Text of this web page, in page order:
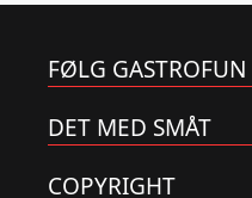
FØLG GASTROFUN
DET MED SMÅT
COPYRIGHT